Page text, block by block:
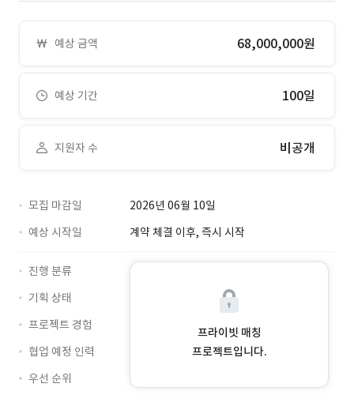
예상 금액 68,000,000원
예상 기간 100일
지원자 수 비공개
모집 마감일
2026년 06월 10일
예상 시작일
계약 체결 이후, 즉시 시작
프라이빗 매칭
프로젝트입니다.
진행 분류
기획 상태
프로젝트 경험
협업 예정 인력
우선 순위